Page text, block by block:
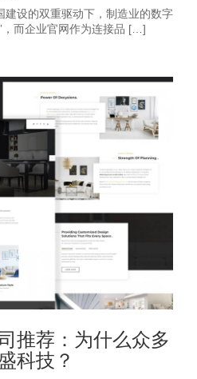
建设的双重驱动下，制造业的数字
，而企业官网作为连接品 […]
推荐：为什么众多
科技？